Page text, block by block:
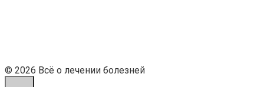
© 2026 Всё о лечении болезней